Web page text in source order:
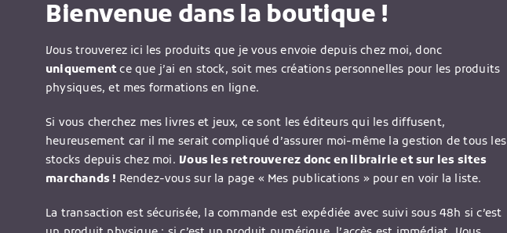
Bienvenue dans la boutique !
Vous trouverez ici les produits que je vous envoie depuis chez moi, donc
uniquementce que j’ai en stock, soit mes créations personnelles pour les produits
physiques, et mes formations en ligne.
Si vous cherchez mes livres et jeux, ce sont les éditeurs qui les diffusent,
heureusement car il me serait compliqué d’assurer moi-même la gestion de tous les
stocks depuis chez moi. Vous les retrouverez donc en librairie et sur les sites
marchands ! Rendez-vous sur la page « Mes publications » pour en voir la liste.
La transaction est sécurisée, la commande est expédiée avec suivi sous 48h si c’est